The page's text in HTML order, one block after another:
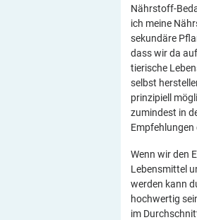
Nährstoff-
ich meine
sekundäre
dass wir da
tierische
selbst
prinzipiell
zumindest in
Wenn wir den
Lebensmittel
werden kann
hochwertig
im